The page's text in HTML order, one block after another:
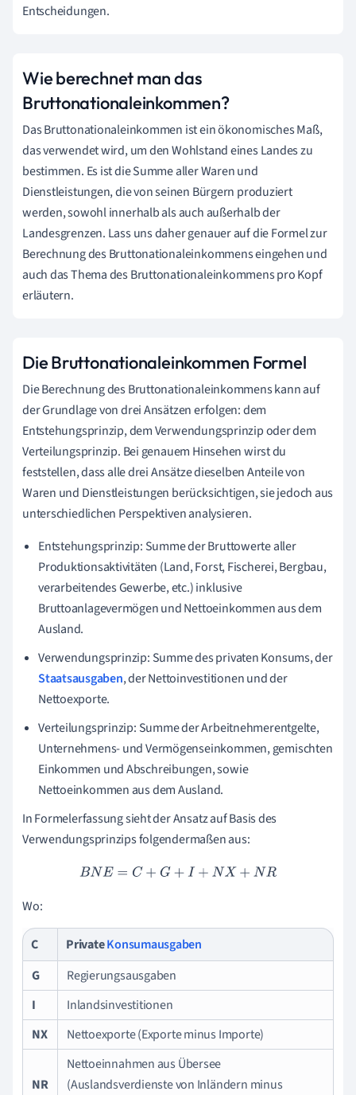
Entscheidungen.
Wie berechnet man das
Bruttonationaleinkommen?
Das Bruttonationaleinkommen ist ein ökonomisches Maß,
das verwendet wird, um den Wohlstand eines Landes zu
bestimmen. Es ist die Summe aller Waren und
Dienstleistungen, die von seinen Bürgern produziert
werden, sowohl innerhalb als auch außerhalb der
Landesgrenzen. Lass uns daher genauer auf die Formel zur
Berechnung des Bruttonationaleinkommens eingehen und
auch das Thema des Bruttonationaleinkommens pro Kopf
erläutern.
Die Bruttonationaleinkommen Formel
Die Berechnung des Bruttonationaleinkommens kann auf
der Grundlage von drei Ansätzen erfolgen: dem
Entstehungsprinzip, dem Verwendungsprinzip oder dem
Verteilungsprinzip. Bei genauem Hinsehen wirst du
feststellen, dass alle drei Ansätze dieselben Anteile von
Waren und Dienstleistungen berücksichtigen, sie jedoch aus
unterschiedlichen Perspektiven analysieren.
Entstehungsprinzip: Summe der Bruttowerte aller
Produktionsaktivitäten (Land, Forst, Fischerei, Bergbau,
verarbeitendes Gewerbe, etc.) inklusive
Bruttoanlagevermögen und Nettoeinkommen aus dem
Ausland.
Verwendungsprinzip: Summe des privaten Konsums, der
Staatsausgaben, der Nettoinvestitionen und der
Nettoexporte.
Verteilungsprinzip: Summe der Arbeitnehmerentgelte,
Unternehmens- und Vermögenseinkommen, gemischten
Einkommen und Abschreibungen, sowie
Nettoeinkommen aus dem Ausland.
In Formelerfassung sieht der Ansatz auf Basis des
Verwendungsprinzips folgendermaßen aus:
BNE= C+G+I+NX+NR
Wo:
C PrivateKonsumausgaben
G
Regierungsausgaben
I
Inlandsinvestitionen
NX
Nettoexporte (Exporte minus Importe)
NR
Nettoeinnahmen aus Übersee
(Auslandsverdienste von Inländern minus